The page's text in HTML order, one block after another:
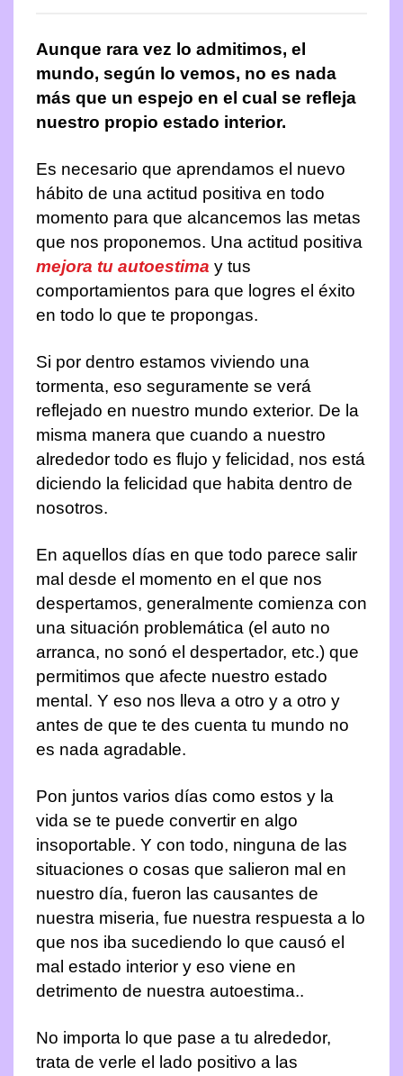
Organización Personal
Finanzas Personales
Relaciones Personales
Tips para Organizar
Guía Organizar el Clóset
Guia Organizar el Buzón
5s Organizar Lugar de Trabajo
CarritoAunque rara vez lo admitimos, el
mundo, según lo vemos, no es nada
más que un espejo en el cual se refleja
nuestro propio estado interior.
Es necesario que aprendamos el nuevo
hábito de una actitud positiva en todo
momento para que alcancemos las metas
que nos proponemos. Una actitud positiva
mejora tu autoestima y tus
comportamientos para que logres el éxito
en todo lo que te propongas.
Si por dentro estamos viviendo una
tormenta, eso seguramente se verá
reflejado en nuestro mundo exterior. De la
misma manera que cuando a nuestro
alrededor todo es flujo y felicidad, nos está
diciendo la felicidad que habita dentro de
nosotros.
En aquellos días en que todo parece salir
mal desde el momento en el que nos
despertamos, generalmente comienza con
una situación problemática (el auto no
arranca, no sonó el despertador, etc.) que
permitimos que afecte nuestro estado
mental. Y eso nos lleva a otro y a otro y
antes de que te des cuenta tu mundo no
es nada agradable.
Pon juntos varios días como estos y la
vida se te puede convertir en algo
insoportable. Y con todo, ninguna de las
situaciones o cosas que salieron mal en
nuestro día, fueron las causantes de
nuestra miseria, fue nuestra respuesta a lo
que nos iba sucediendo lo que causó el
mal estado interior y eso viene en
detrimento de nuestra autoestima..
No importa lo que pase a tu alrededor,
trata de verle el lado positivo a las